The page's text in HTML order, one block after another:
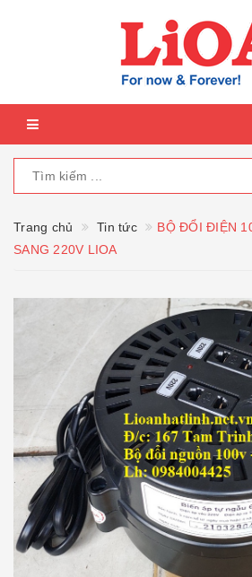
Trang chủ Tin tức
BỘ ĐỔI ĐIỆN
SANG 220V LIOA